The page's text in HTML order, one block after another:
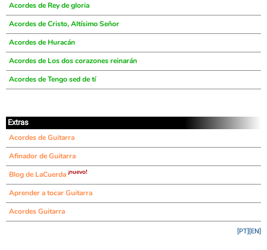
Acordes de Rey de gloria
Acordes de Cristo, Altísimo Señor
Acordes de Huracán
Acordes de Los dos corazones reinarán
Acordes de Tengo sed de tí
Extras
Acordes de Guitarra
Afinador de Guitarra
Blog de LaCuerda ¡nuevo!
Aprender a tocar Guitarra
Acordes Guitarra
[EN]
[PT]